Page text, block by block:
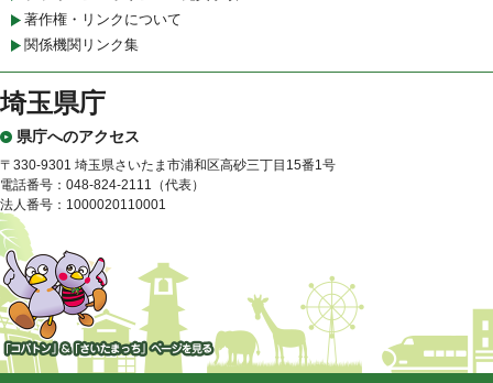
著作権・リンクについて
関係機関リンク集
埼玉県庁
県庁へのアクセス
〒330-9301 埼玉県さいたま市浦和区高砂三丁目15番1号
電話番号：048-824-2111（代表）
法人番号：1000020110001
「コバトン」&「さいたまっ